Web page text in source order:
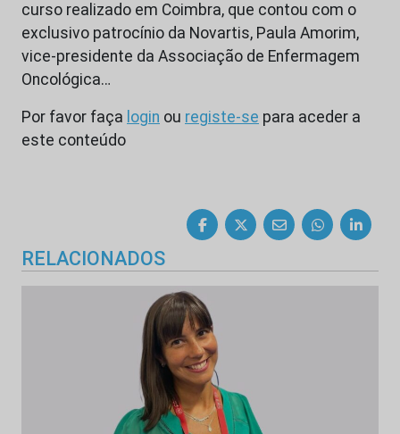
curso realizado em Coimbra, que contou com o
exclusivo patrocínio da Novartis, Paula Amorim,
vice-presidente da Associação de Enfermagem
Oncológica…
Por favor faça login ou registe-se para aceder a
este conteúdo
RELACIONADOS